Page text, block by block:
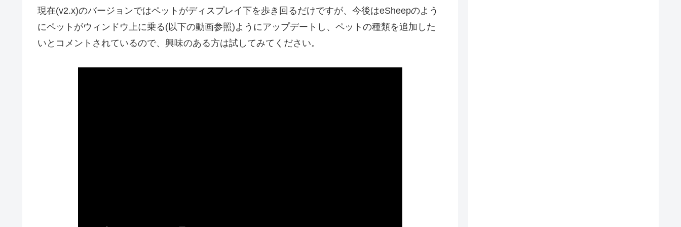
現在(v2.x)のバージョンではペットがディスプレイ下を歩き回るだけですが、今後はeSheepのよう
にペットがウィンドウ上に乗る(以下の動画参照)ようにアップデートし、ペットの種類を追加した
いとコメントされているので、興味のある方は試してみてください。